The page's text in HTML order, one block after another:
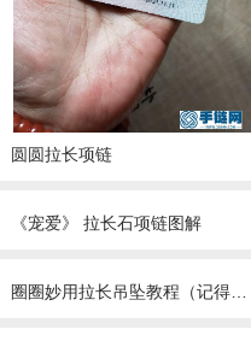
圆圆拉长项链
《宠爱》 拉长石项链图解
圈圈妙用拉长吊坠教程（记得关注我哟哈哈）